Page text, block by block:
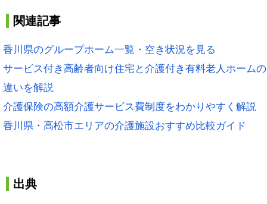
関連記事
香川県のグループホーム一覧・空き状況を見る
サービス付き高齢者向け住宅と介護付き有料老人ホームの
違いを解説
介護保険の高額介護サービス費制度をわかりやすく解説
香川県・高松市エリアの介護施設おすすめ比較ガイド
出典